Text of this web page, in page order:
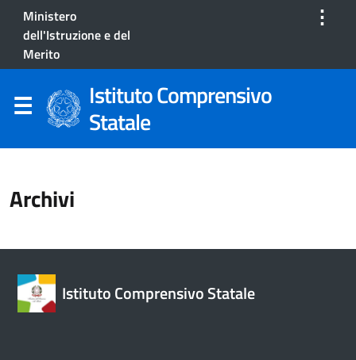
Ministero
dell'Istruzione e del
Merito
⋮
Istituto Comprensivo
Statale
Archivi
Istituto Comprensivo Statale